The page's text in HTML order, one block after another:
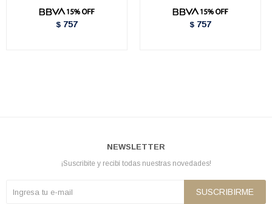
$ 757 $ 757
NEWSLETTER
¡Suscribite y recibí todas nuestras novedades!
SUSCRIBIRME